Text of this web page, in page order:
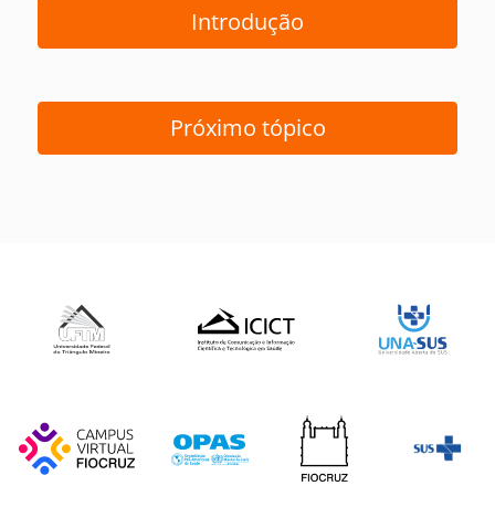
Introdução
Próximo tópico